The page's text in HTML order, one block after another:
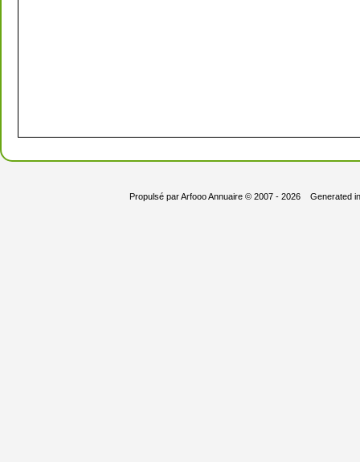
Propulsé parArfooo Annuaire© 2007 - 2026 Generated